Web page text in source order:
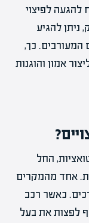
להגעה לפיצוי
ניתן להגיע
המעורבים. כך,
אמון והוגנות
החל
אחד מהמקרים
כאשר רכב
לפצות את בעל